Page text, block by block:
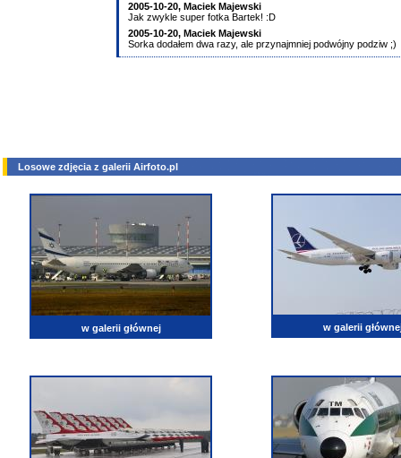
2005-10-20, Maciek Majewski
Jak zwykle super fotka Bartek! :D
2005-10-20, Maciek Majewski
Sorka dodałem dwa razy, ale przynajmniej podwójny podziw ;)
Losowe zdjęcia z galerii Airfoto.pl
w galerii głównej w galerii